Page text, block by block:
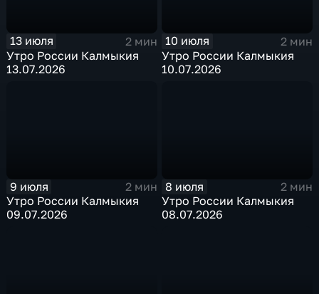
13 июля
2 мин
Утро России Калмыкия
13.07.2026
10 июля
2 мин
Утро России Калмыкия
10.07.2026
9 июля
2 мин
Утро России Калмыкия
09.07.2026
8 июля
2 мин
Утро России Калмыкия
08.07.2026